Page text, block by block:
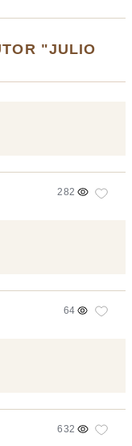
"JULIO
282
64
632